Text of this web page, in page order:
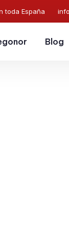
toda España
Blog